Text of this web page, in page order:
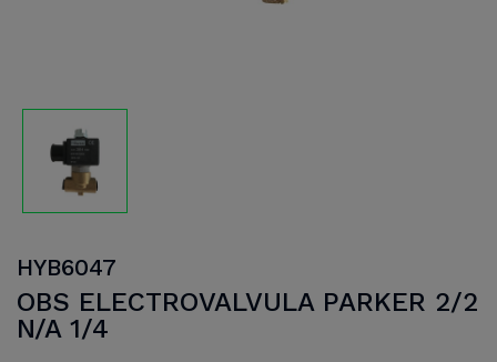
HYB6047
OBS ELECTROVALVULA PARKER 2/2
N/A 1/4